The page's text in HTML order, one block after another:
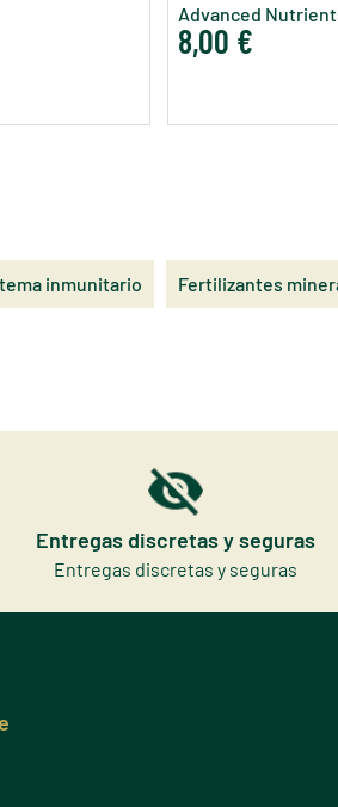
Advanced
8,00 €
inmunitario Fertilizantes
Entregas discretas y seguras
Entregas discretas y seguras